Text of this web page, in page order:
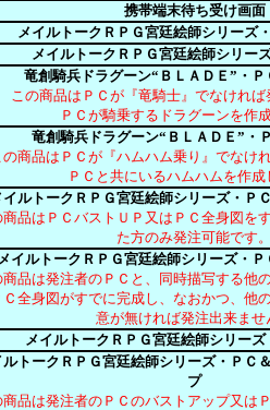
携帯端末待ち受け画面
メイルトークＲＰＧ宮廷絵師シリーズ
メイルトークＲＰＧ宮廷絵師シリー
竜創騎兵ドラグーン“ＢＬＡＤＥ”・
この商品はＰＣが『竜騎士』でなけれ
ＰＣが騎乗するドラグーンを作
竜創騎兵ドラグーン“ＢＬＡＤＥ”・
の商品はＰＣが『ハムハム乗り』でなけ
ＰＣと共にいるハムハムを作成
イルトークＲＰＧ宮廷絵師シリーズ・Ｐ
商品はＰＣバストＵＰ又はＰＣ全身図を
た方のみ発注可能です
イルトークＲＰＧ宮廷絵師シリーズ・
商品は発注者のＰＣと、同時描写する他
Ｃ全身図がすでに完成し、なおかつ、他
意が無ければ発注出来ませ
メイルトークＲＰＧ宮廷絵師シリー
ルトークＲＰＧ宮廷絵師シリーズ・ＰＣ
プ
商品は発注者のＰＣのバストアップ又は